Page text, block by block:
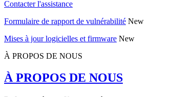
Contacter l'assistance
Formulaire de rapport de vulnérabilité New
Mises à jour logicielles et firmware New
À PROPOS DE NOUS
À PROPOS DE NOUS